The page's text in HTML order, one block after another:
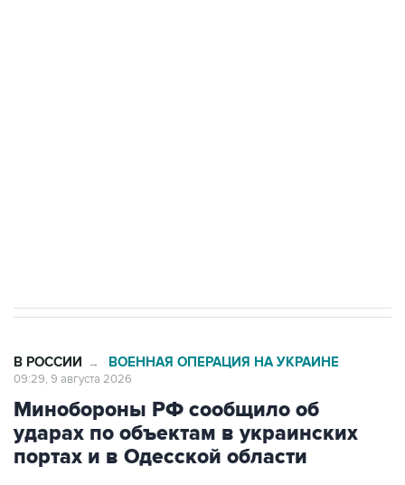
В РОССИИ → ВОЕННАЯ ОПЕРАЦИЯ НА УКРАИНЕ
09:29, 9 августа 2026
Минобороны РФ сообщило об
ударах по объектам в украинских
портах и в Одесской области